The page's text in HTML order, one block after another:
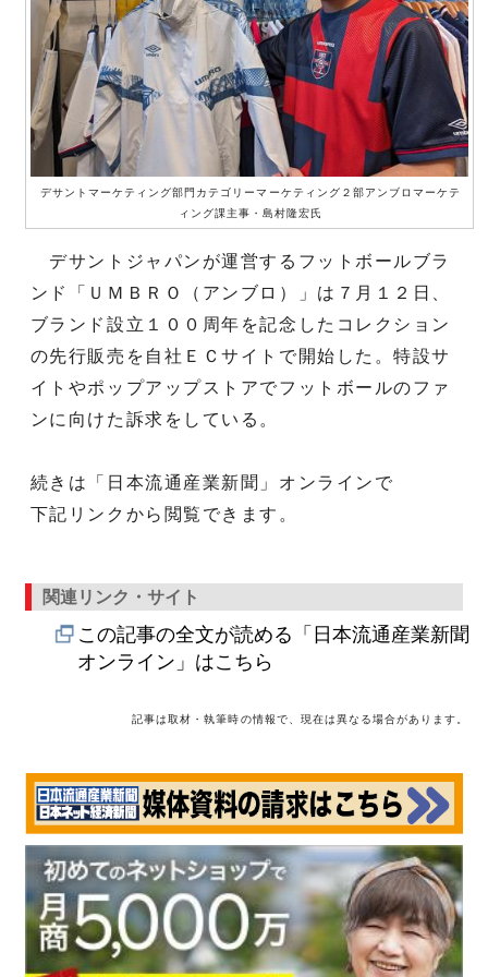
デサントマーケティング部門カテゴリーマーケティング２部アンブロマーケテ
ィング課主事・島村隆宏氏
デサントジャパンが運営するフットボールブラ
ンド「ＵＭＢＲＯ（アンブロ）」は７月１２日、
ブランド設立１００周年を記念したコレクション
の先行販売を自社ＥＣサイトで開始した。特設サ
イトやポップアップストアでフットボールのファ
ンに向けた訴求をしている。
続きは「日本流通産業新聞」オンラインで
下記リンクから閲覧できます。
関連リンク・サイト
この記事の全文が読める「日本流通産業新聞
オンライン」はこちら
記事は取材・執筆時の情報で、現在は異なる場合があります。